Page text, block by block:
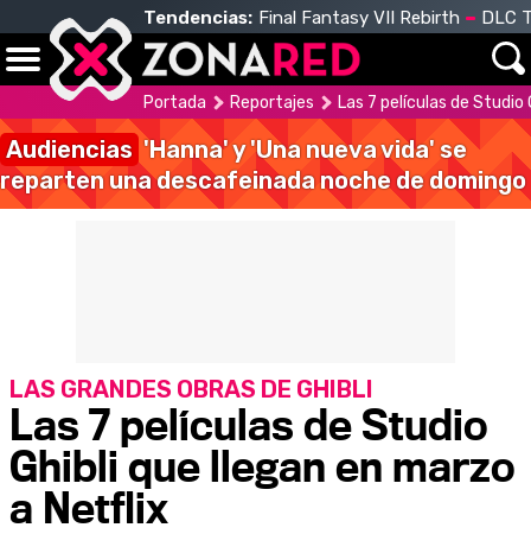
Tendencias: Final Fantasy VII Rebirth DLC
Portada Reportajes Las 7 películas de
Audiencias 'Hanna' y 'Una nueva vida' se
reparten una descafeinada noche de domingo
Las 7 películas de Studio
Ghibli que llegan en marzo
a Netflix
LAS GRANDES OBRAS DE GHIBLI